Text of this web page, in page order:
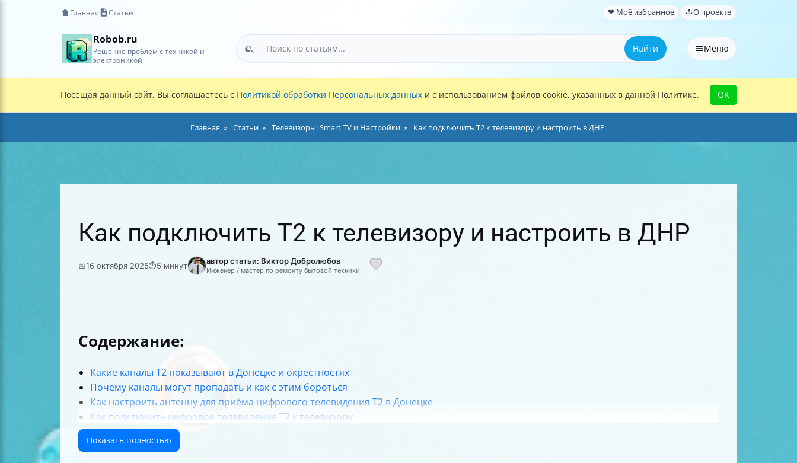
Главная Статьи ❤ Моё избранное О проекте
Robob.ru
Решение проблем с техникой и
электроникой
Найти Меню
Посещая данный сайт, Вы соглашаетесь с Политикой обработки Персональных данных и с использованием файлов cookie, указанных в данной Политике. OK
Главная Статьи Телевизоры: Smart TV и Настройки Как подключить Т2 к телевизору и настроить в ДНР
Как подключить Т2 к телевизору и настроить в ДНР
📅16 октября 2025⏱5 минут автор статьи: Виктор Добролюбов
Инженер / мастер по ремонту бытовой техники
Содержание:
Какие каналы Т2 показывают в Донецке и окрестностях
Почему каналы могут пропадать и как с этим бороться
Как настроить антенну для приёма цифрового телевидения Т2 в Донецке
Как подключить цифровое телевидение Т2 к телевизору
Почему телевизор не видит каналы при хорошем сигнале
Советы для стабильного приёма и качественного сигнала
Показать полностью